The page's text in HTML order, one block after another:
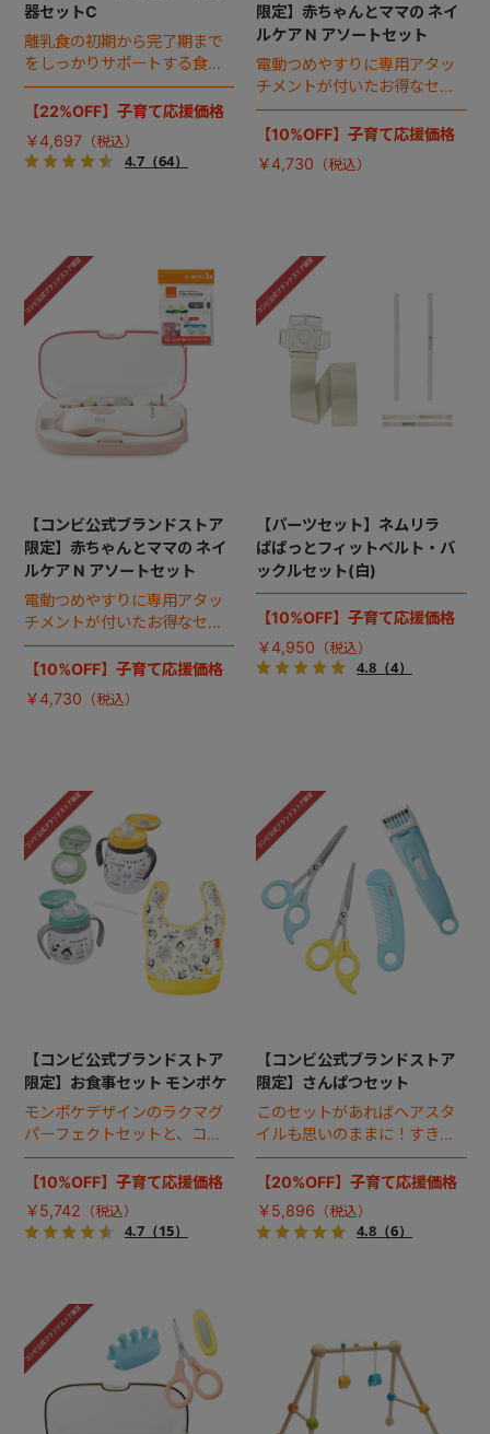
器セットC
離乳食の初期から完了期まで
をしっかりサポートする食器
セットとコンパクトな調理セ
ット。離乳食レシピ集付き。
【22%OFF】子育て応援価格
￥4,697
4.7（64）
限定】赤ちゃんとママの ネイ
ルケア N アソートセット
電動つめやすりに専用アタッ
チメントが付いたお得なセッ
ト。
【10%OFF】子育て応援価格
￥4,730
【コンビ公式ブランドストア
限定】赤ちゃんとママの ネイ
ルケア N アソートセット
電動つめやすりに専用アタッ
チメントが付いたお得なセッ
ト。
【10%OFF】子育て応援価格
￥4,730
【パーツセット】ネムリラ
ぱぱっとフィットベルト・バ
ックルセット(白)
【10%OFF】子育て応援価格
￥4,950
4.8（4）
【コンビ公式ブランドストア
限定】お食事セット モンポケ
モンポケデザインのラクマグ
パーフェクトセットと、コン
パクトエプロンのお得なセッ
ト。
【10%OFF】子育て応援価格
￥5,742
4.7（15）
【コンビ公式ブランドストア
限定】さんぱつセット
このセットがあればヘアスタ
イルも思いのままに！すきバ
サミ、さんぱつバサミ＆ク
シ、はじめてのバリカンのお
【20%OFF】子育て応援価格
￥5,896
4.8（6）